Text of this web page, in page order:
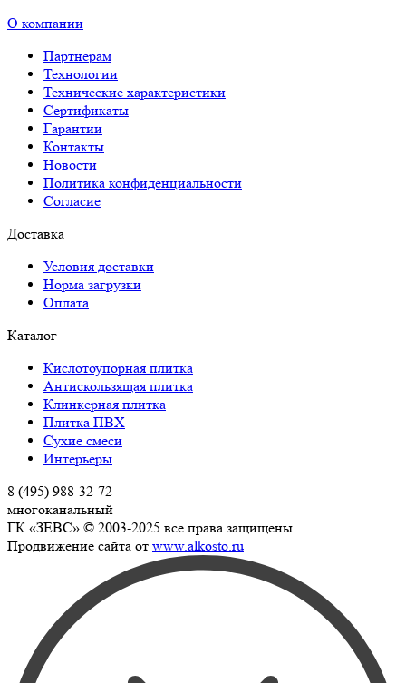
О компании
Партнерам
Технологии
Технические характеристики
Сертификаты
Гарантии
Контакты
Новости
Политика конфиденциальности
Согласие
Доставка
Условия доставки
Норма загрузки
Оплата
Каталог
Кислотоупорная плитка
Антискользящая плитка
Клинкерная плитка
Плитка ПВХ
Сухие смеси
Интерьеры
8 (495) 988-32-72
многоканальный
ГК «ЗЕВС» © 2003-2025 все права защищены.
Продвижение сайта от www.alkosto.ru